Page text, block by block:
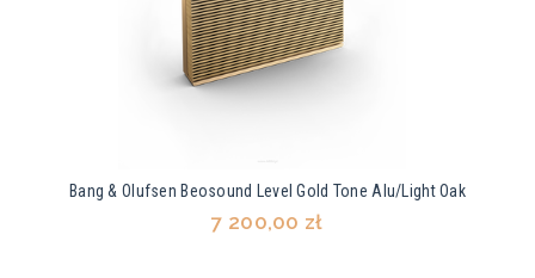
Bang & Olufsen Beosound Level Gold Tone Alu/Light Oak
7 200,00 zł